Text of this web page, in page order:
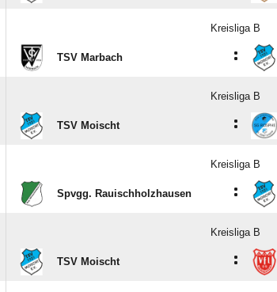
Kreisliga B
TSV Marbach :
Kreisliga B
TSV Moischt :
Kreisliga B
Spvgg. Rauischholzhausen :
Kreisliga B
TSV Moischt :